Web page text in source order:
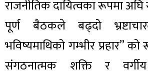
राजनीतिक दायित्वका रूपमा अघि
पूर्ण बैठकले बढ्दो
भविष्यमाथिको गम्भीर प्रहार” को
संगठनात्मक शक्ति र